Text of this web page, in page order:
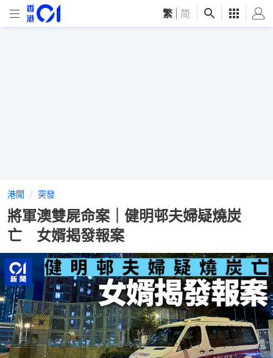
繁 简
港聞 突發
將軍澳雙屍命案｜健明邨夫婦疑燒炭
亡 女婿揭發報案